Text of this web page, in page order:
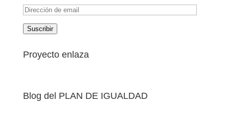
Dirección
email
Suscribir
Proyecto enlaza
Blog del PLAN DE IGUALDAD